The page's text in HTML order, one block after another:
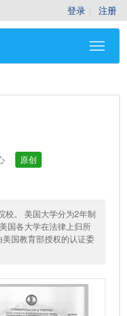
登录 注册
原创
校。 美国大学分为2年制
国各大学在法律上归所
国教育部授权的认证委